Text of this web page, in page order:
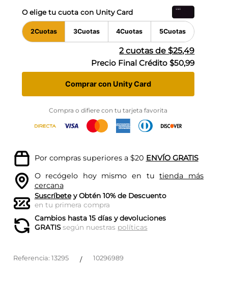
O elige tu cuota con Unity Card
2Cuotas 3Cuotas 4Cuotas 5Cuotas
2cuotas de $25,49
Precio Final Crédito $50,99
Comprar con Unity Card
Compra o difiere con tu tarjeta favorita
Por compras superiores a $20 ENVÍO GRATIS
O recógelo hoy mismo en tutienda más
cercana
Suscríbetey Obtén 10% de Descuento
en tu primera compra
Cambios hasta 15 días y devoluciones
GRATISsegún nuestras políticas
Referencia: 13295 / 10296989